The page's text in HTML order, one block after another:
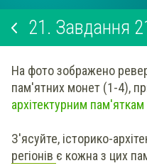
21. Завдання
На фото зображено
пам'ятних монет (1-4),
архітектурним пам'яткам
З'ясуйте, історико-
регіонів є кожна з цих